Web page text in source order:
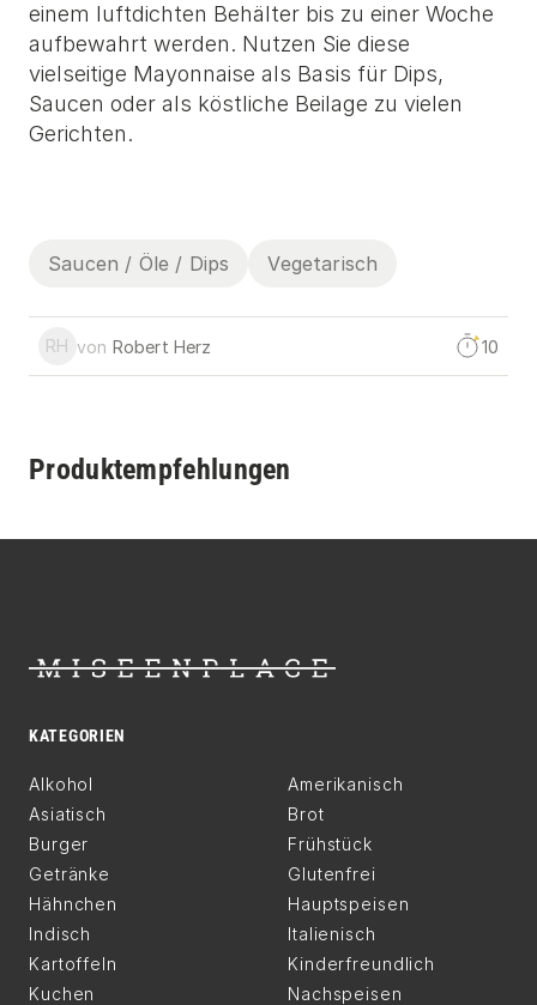
einem luftdichten Behälter bis zu einer Woche
aufbewahrt werden. Nutzen Sie diese
vielseitige Mayonnaise als Basis für Dips,
Saucen oder als köstliche Beilage zu vielen
Gerichten.
Saucen / Öle / Dips Vegetarisch
RH von Robert Herz 10
Produktempfehlungen
KATEGORIEN
Alkohol
Amerikanisch
Asiatisch
Brot
Burger
Frühstück
Getränke
Glutenfrei
Hähnchen
Hauptspeisen
Indisch
Italienisch
Kartoffeln
Kinderfreundlich
Kuchen
Nachspeisen